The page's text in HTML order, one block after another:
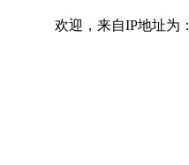
欢迎，来自IP地址为：